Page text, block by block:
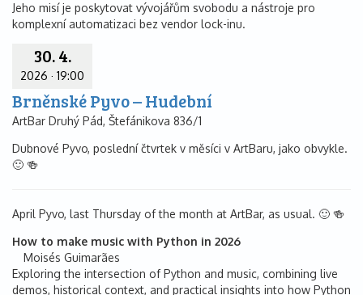
Jeho misí je poskytovat vývojářům svobodu a nástroje pro
komplexní automatizaci bez vendor lock-inu.
30. 4.
2026 ·19:00
Brněnské Pyvo – Hudební
ArtBar Druhý Pád, Štefánikova 836/1
Dubnové Pyvo, poslední čtvrtek v měsíci v ArtBaru, jako obvykle.
🙂 🍻
April Pyvo, last Thursday of the month at ArtBar, as usual. 🙂 🍻
How to make music with Python in 2026
Moisés Guimarães
Exploring the intersection of Python and music, combining live
demos, historical context, and practical insights into how Python